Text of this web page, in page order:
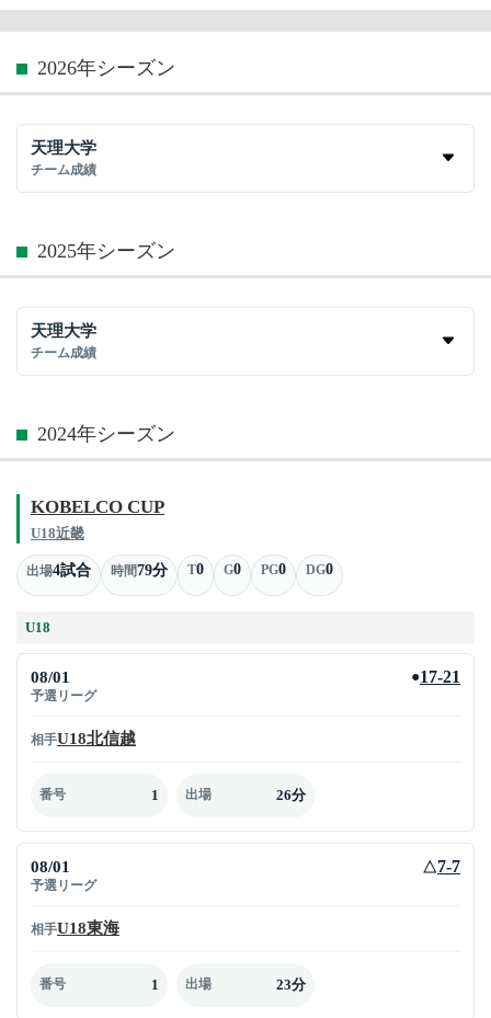
2026年シーズン
天理大学
チーム成績
2025年シーズン
天理大学
チーム成績
2024年シーズン
KOBELCO CUP
U18近畿
出場4試合 時間79分 T0 G0 PG0 DG0
U18
08/01
予選リーグ
●17-21
相手U18北信越
番号 1 出場 26分
08/01
予選リーグ
△7-7
相手U18東海
番号 1 出場 23分